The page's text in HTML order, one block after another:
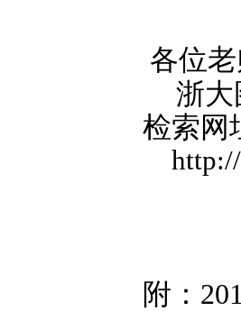
各位
浙大
检索网
附：